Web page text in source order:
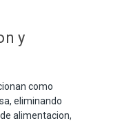
y
como
eliminando
alimentacion,